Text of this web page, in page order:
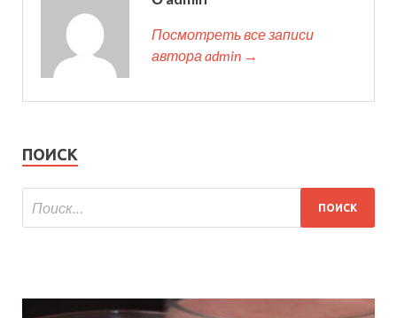
Посмотреть все записи
автора admin →
ПОИСК